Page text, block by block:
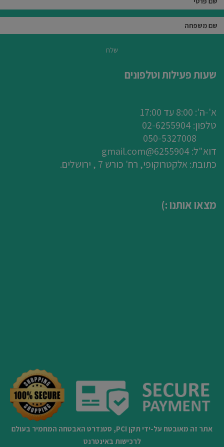
שלח
שעות פעילות וטלפונים
א'-ה': 8:00 עד 17:00
טלפון: 02-6255904
דוא"ל:6255904@gmail.com
כתובת: אלקטרוקופי, רח' כורש 7 , ירושלים.
מצאו אותנו :)
אתר זה מאובטח על-ידי תקן PCI, סטנדרט האבטחה המחמיר בעולם
לרכישות באינטרנט